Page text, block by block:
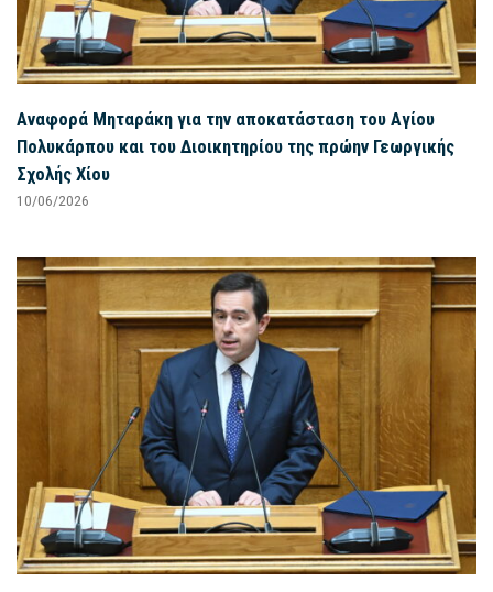
Αναφορά Μηταράκη για την αποκατάσταση του Αγίου
Πολυκάρπου και του Διοικητηρίου της πρώην Γεωργικής
Σχολής Χίου
10/06/2026